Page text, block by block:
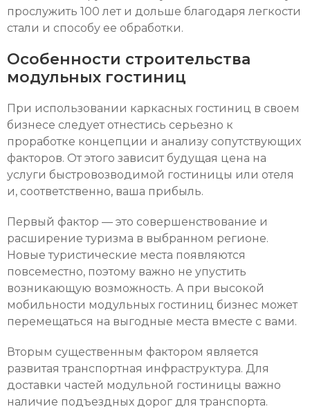
прослужить 100 лет и дольше благодаря легкости
стали и способу ее обработки.
Особенности строительства
модульных гостиниц
При использовании каркасных гостиниц в своем
бизнесе следует отнестись серьезно к
проработке концепции и анализу сопутствующих
факторов. От этого зависит будущая цена на
услуги быстровозводимой гостиницы или отеля
и, соответственно, ваша прибыль.
Первый фактор — это совершенствование и
расширение туризма в выбранном регионе.
Новые туристические места появляются
повсеместно, поэтому важно не упустить
возникающую возможность. А при высокой
мобильности модульных гостиниц бизнес может
перемещаться на выгодные места вместе с вами.
Вторым существенным фактором является
развитая транспортная инфраструктура. Для
доставки частей модульной гостиницы важно
наличие подъездных дорог для транспорта.